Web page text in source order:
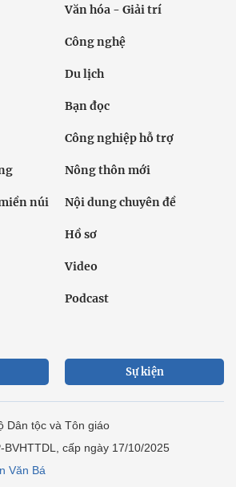
Văn hóa - Giải trí
Công nghệ
Du lịch
Bạn đọc
Công nghiệp hỗ trợ
Nông thôn mới
núi Nội dung chuyên đề
Hồ sơ
Video
Podcast
Sự kiện
Dân tộc và Tôn giáo
BVHTTDL, cấp ngày 17/10/2025
Văn Bá